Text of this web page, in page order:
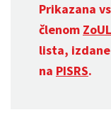
Prikazana
členom ZoUL
lista,
na PISRS.